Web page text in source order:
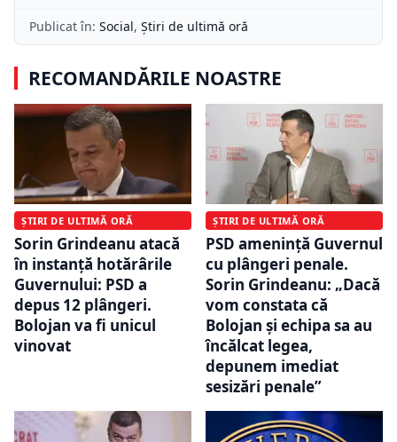
Publicat în: Social, Știri de ultimă oră
RECOMANDĂRILE NOASTRE
ȘTIRI DE ULTIMĂ ORĂ
Sorin Grindeanu atacă
în instanță hotărârile
Guvernului: PSD a
depus 12 plângeri.
Bolojan va fi unicul
vinovat
ȘTIRI DE ULTIMĂ ORĂ
PSD amenință Guvernul
cu plângeri penale.
Sorin Grindeanu: „Dacă
vom constata că
Bolojan și echipa sa au
încălcat legea,
depunem imediat
sesizări penale”